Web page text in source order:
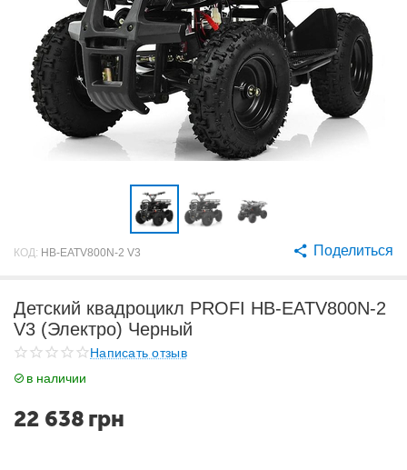
КОД: HB-EATV800N-2 V3 Поделиться
Детский квадроцикл PROFI HB-EATV800N-2
V3 (Электро) Черный
Написать отзыв
в наличии
22 638 грн